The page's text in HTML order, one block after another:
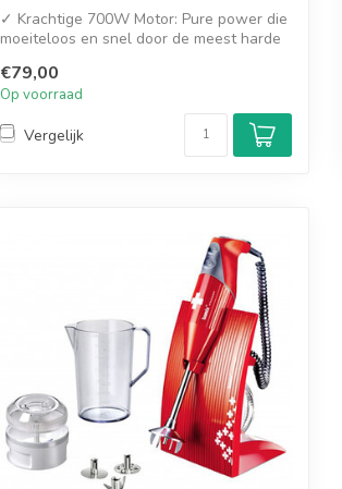
✓ Krachtige 700W Motor: Pure power die
moeiteloos en snel door de meest harde
€79,00
Op voorraad
Vergelijk